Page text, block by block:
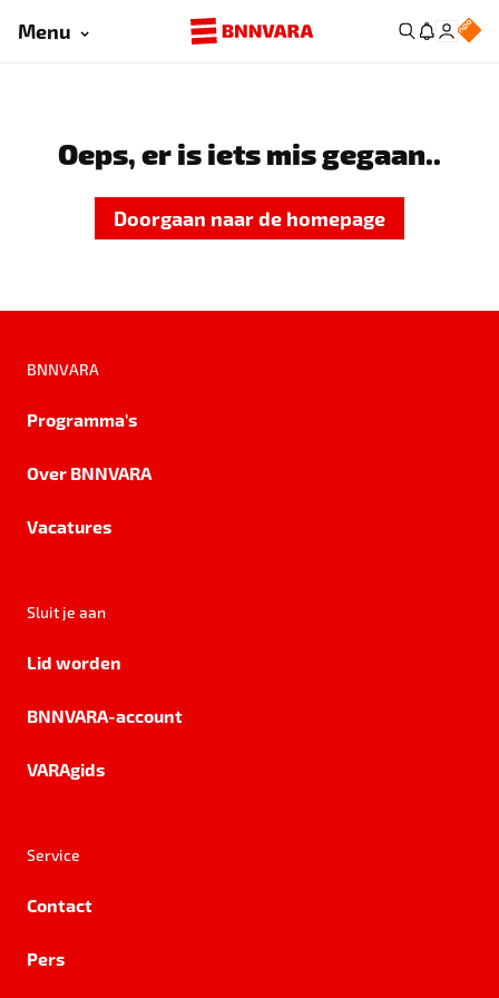
Menu
Oeps, er is iets mis gegaan..
Doorgaan naar de homepage
BNNVARA
Programma's
Over BNNVARA
Vacatures
Sluit je aan
Lid worden
BNNVARA-account
VARAgids
Service
Contact
Pers